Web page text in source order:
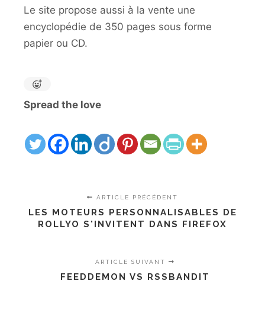
Le site propose aussi à la vente une
encyclopédie de 350 pages sous forme
papier ou CD.
Spread the love
ARTICLE PRÉCÉDENT
LES MOTEURS PERSONNALISABLES DE
ROLLYO S'INVITENT DANS FIREFOX
ARTICLE SUIVANT
FEEDDEMON VS RSSBANDIT